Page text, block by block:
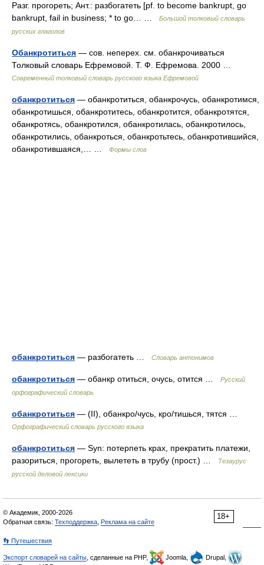
Разг. прогореть; Ант.: разбогатеть [pf. to become bankrupt, go
bankrupt, fail in business; * to go… …
Большой толковый словарь
русских глаголов
Обанкротиться — сов. неперех. см. обанкрочиваться
Толковый словарь Ефремовой. Т. Ф. Ефремова. 2000 …
Современный толковый словарь русского языка Ефремовой
обанкротиться — обанкротиться, обанкрочусь, обанкротимся,
обанкротишься, обанкротитесь, обанкротится, обанкротятся,
обанкротясь, обанкротился, обанкротилась, обанкротилось,
обанкротились, обанкроться, обанкротьтесь, обанкротившийся,
обанкротившаяся,… …
Формы слов
обанкротиться — разбогатеть … Словарь антонимов
обанкротиться — обанкр отиться, очусь, отится …
Русский
орфографический словарь
обанкротиться — (II), обанкро/чусь, кро/тишься, тятся …
Орфографический словарь русского языка
обанкротиться — Syn: потерпеть крах, прекратить платежи,
разориться, прогореть, вылететь в трубу (прост.) …
Тезаурус
русской деловой лексики
18+
© Академик, 2000-2026
Обратная связь: Техподдержка Реклама на сайте
👣 Путешествия
Экспорт словарей на сайты , сделанные на PHP, Joomla,
Drupal,